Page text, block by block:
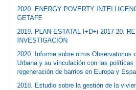
2020. ENERGY POVERTY
GETAFE
2019. PLAN ESTATAL I+D+i 2017-20.
INVESTIGACIÓN
2020. Informe sobre otros Observatorios
Urbana y su vinculación con las políticas
regeneración de barrios en Europa y
2018. Estudio sobre la gestión de la